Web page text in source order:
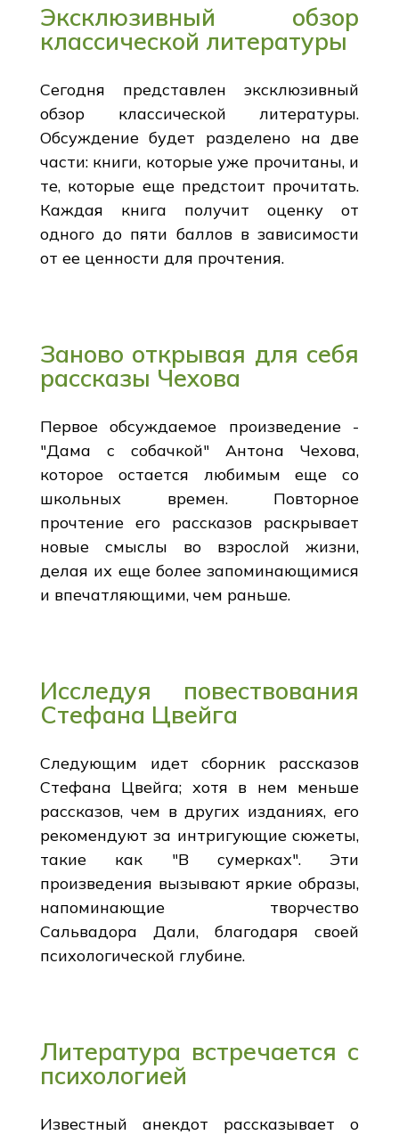
Эксклюзивный обзор
классической литературы
Сегодня представлен эксклюзивный
обзор классической литературы.
Обсуждение будет разделено на две
части: книги, которые уже прочитаны, и
те, которые еще предстоит прочитать.
Каждая книга получит оценку от
одного до пяти баллов в зависимости
от ее ценности для прочтения.
Заново открывая для себя
рассказы Чехова
Первое обсуждаемое произведение -
"Дама с собачкой" Антона Чехова,
которое остается любимым еще со
школьных времен. Повторное
прочтение его рассказов раскрывает
новые смыслы во взрослой жизни,
делая их еще более запоминающимися
и впечатляющими, чем раньше.
Исследуя повествования
Стефана Цвейга
Следующим идет сборник рассказов
Стефана Цвейга; хотя в нем меньше
рассказов, чем в других изданиях, его
рекомендуют за интригующие сюжеты,
такие как "В сумерках". Эти
произведения вызывают яркие образы,
напоминающие творчество
Сальвадора Дали, благодаря своей
психологической глубине.
Литература встречается с
психологией
Известный анекдот рассказывает о